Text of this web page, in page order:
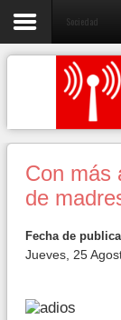
Sociedad
Con más
de
Fecha de
Jueves, 25